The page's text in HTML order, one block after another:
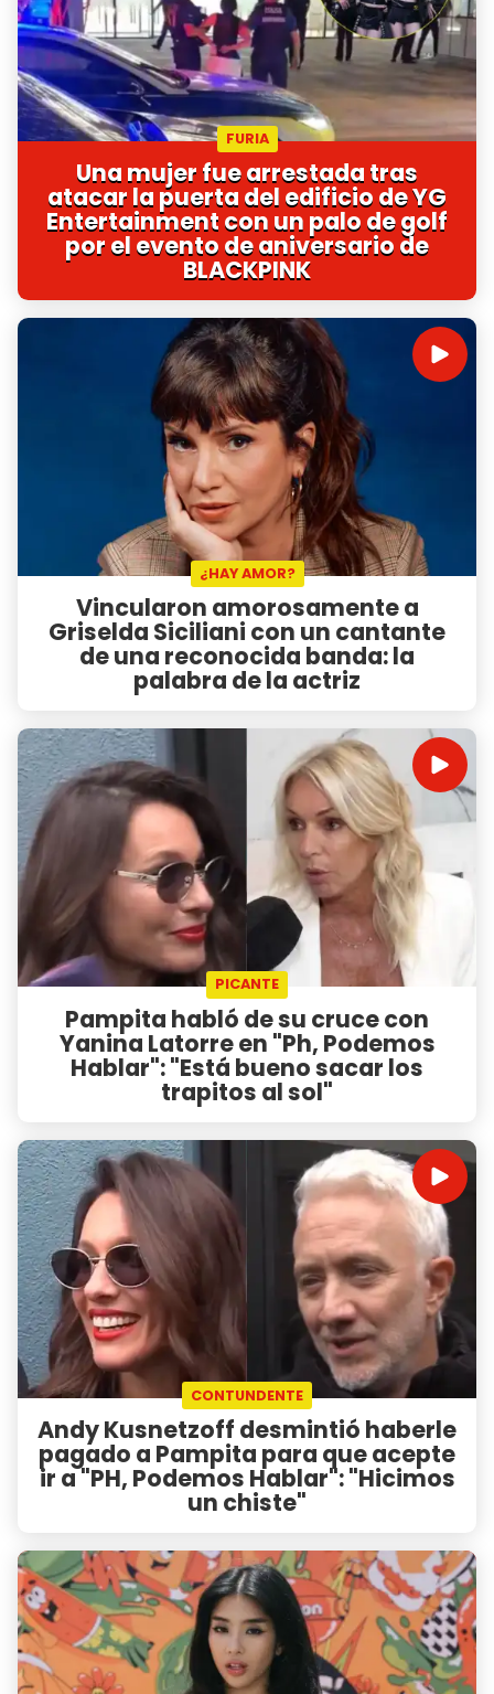
FURIA
Una mujer fue arrestada tras
atacar la puerta del edificio de YG
Entertainment con un palo de golf
por el evento de aniversario de
BLACKPINK
¿HAY AMOR?
Vincularon amorosamente a
Griselda Siciliani con un cantante
de una reconocida banda: la
palabra de la actriz
PICANTE
Pampita habló de su cruce con
Yanina Latorre en "Ph, Podemos
Hablar": "Está bueno sacar los
trapitos al sol"
CONTUNDENTE
Andy Kusnetzoff desmintió haberle
pagado a Pampita para que acepte
ir a "PH, Podemos Hablar": "Hicimos
un chiste"